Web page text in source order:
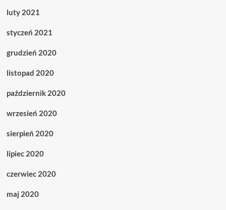
luty 2021
styczeń 2021
grudzień 2020
listopad 2020
październik 2020
wrzesień 2020
sierpień 2020
lipiec 2020
czerwiec 2020
maj 2020